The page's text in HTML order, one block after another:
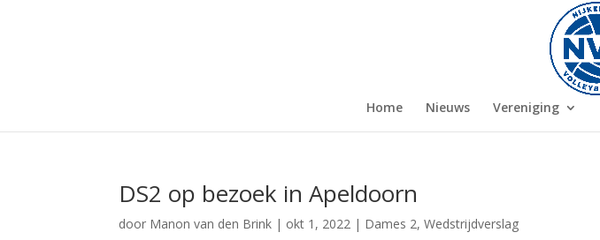
Home Nieuws Vereniging
DS2 op bezoek in Apeldoorn
door Manon van den Brink | okt 1, 2022 | Dames 2,Wedstrijdverslag